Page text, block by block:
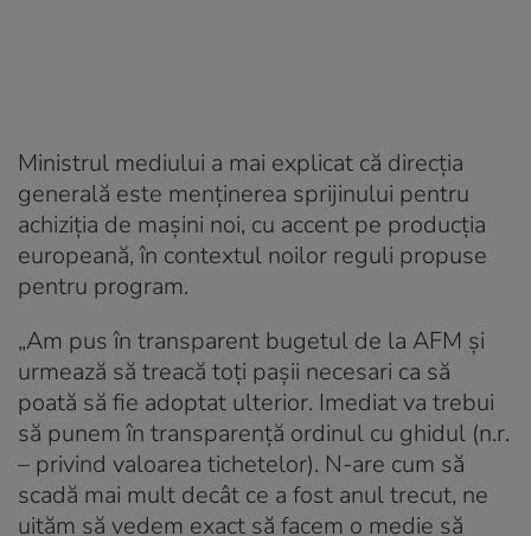
Ministrul mediului a mai explicat că direcția
generală este menținerea sprijinului pentru
achiziția de mașini noi, cu accent pe producția
europeană, în contextul noilor reguli propuse
pentru program.
„Am pus în transparent bugetul de la AFM și
urmează să treacă toți pașii necesari ca să
poată să fie adoptat ulterior. Imediat va trebui
să punem în transparență ordinul cu ghidul (n.r.
– privind valoarea tichetelor). N-are cum să
scadă mai mult decât ce a fost anul trecut, ne
uităm să vedem exact să facem o medie să